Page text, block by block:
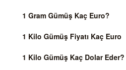
1 Gram Gümüş Kaç Euro?
1 Kilo Gümüş Fiyatı Kaç Euro
1 Kilo Gümüş Kaç Dolar Eder?